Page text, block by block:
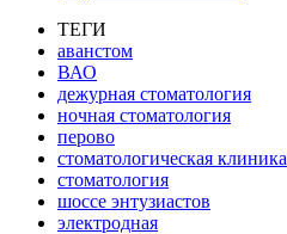
ТЕГИ
аванстом
ВАО
дежурная стоматология
ночная стоматология
перово
стоматологическая клиника
стоматология
шоссе энтузиастов
электродная